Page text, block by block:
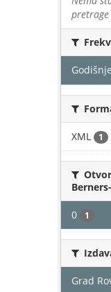
pretrage
Godišnje
XML 1
0 1
Grad